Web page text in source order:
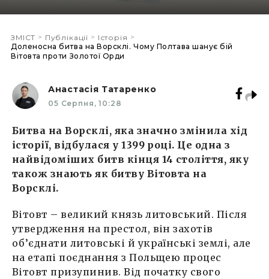
ЗМІСТ > Публікації > Історія >
Доленосна битва на Ворсклі. Чому Полтава шанує бій
Вітовта проти Золотої Орди
Анастасія Татаренко
05 Серпня, 10:28
Битва на Ворсклі, яка значно змінила хід
історії, відбулася у 1399 році. Це одна з
найвідоміших битв кінця 14 століття, яку
також знають як битву Вітовта на
Ворсклі.
Вітовт – великий князь литовський. Після
утвердження на престол, він захотів
об’єднати литовські й українські землі, але
на етапі поєднання з Польщею процес
Вітовт призупинив. Від початку свого